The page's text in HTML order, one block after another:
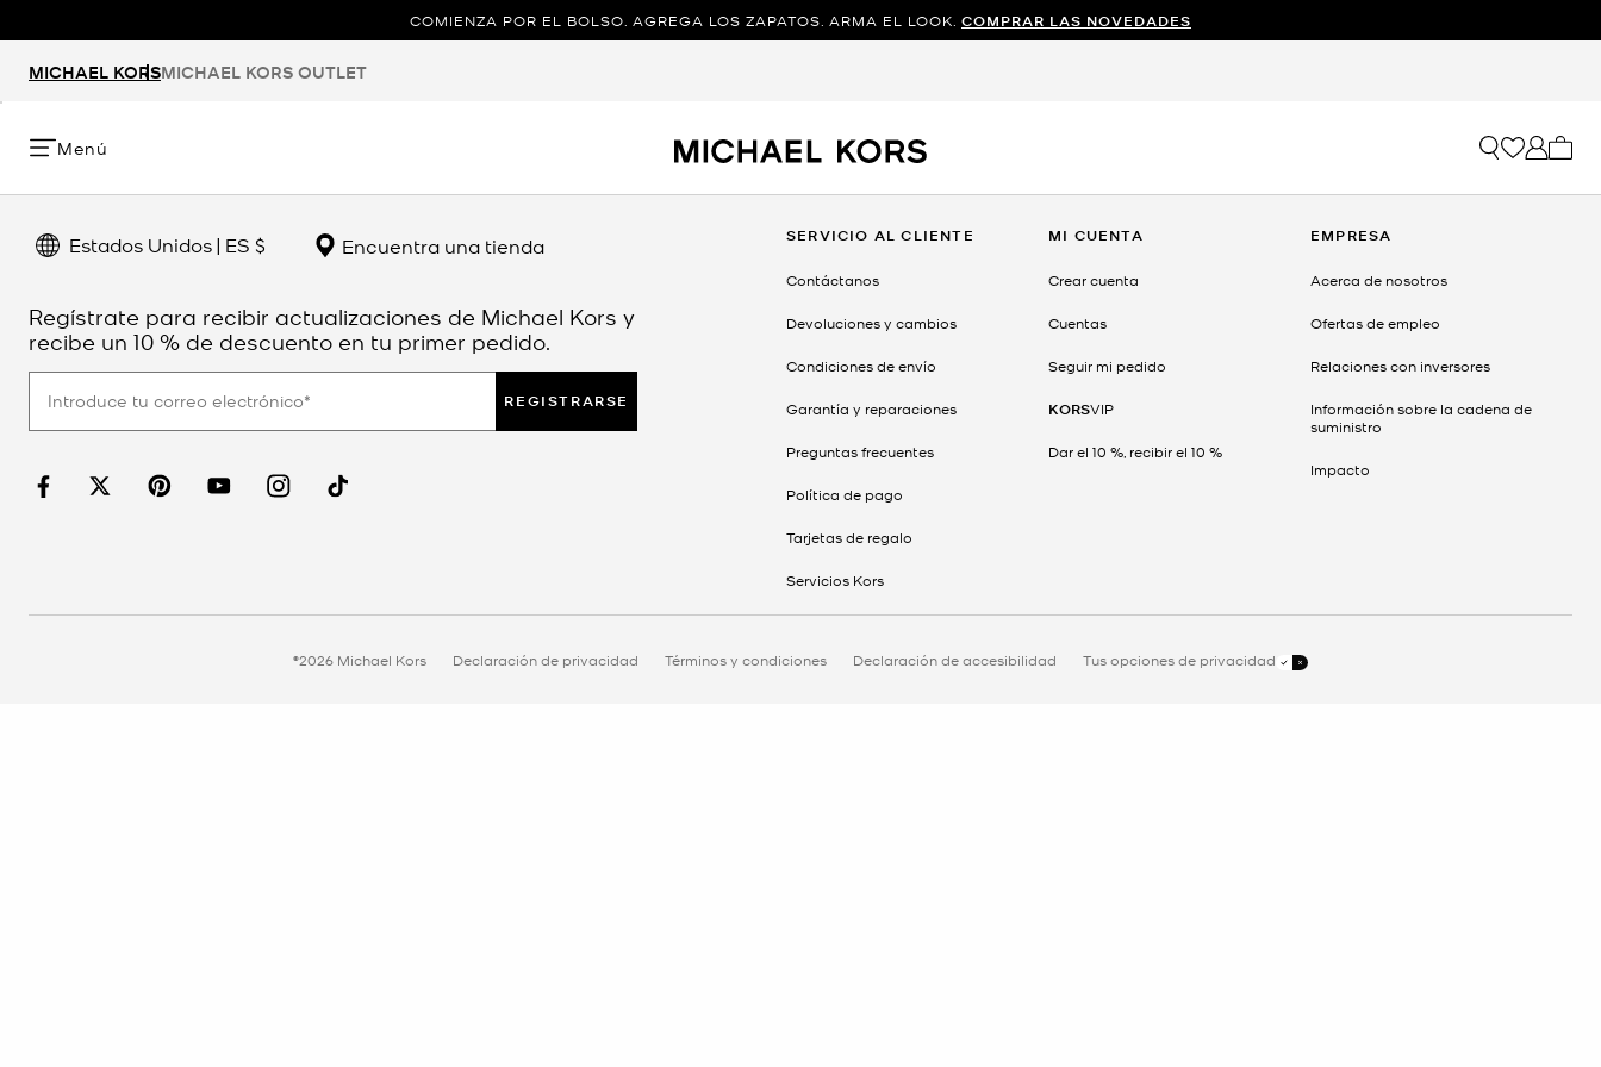
COMIENZA POR EL BOLSO. AGREGA LOS ZAPATOS. ARMA EL LOOK. COMPRAR LAS NOVEDADES
MICHAEL KORSMICHAEL KORS OUTLET
Menú
Estados Unidos | ES $ Encuentra una tienda
Regístrate para recibir actualizaciones de Michael Kors y
recibe un 10 % de descuento en tu primer pedido.
REGISTRARSE
SERVICIO AL CLIENTE
Contáctanos
Devoluciones y cambios
Condiciones de envío
Garantía y reparaciones
Preguntas frecuentes
Política de pago
Tarjetas de regalo
Servicios Kors
MI CUENTA
Crear cuenta
Cuentas
Seguir mi pedido
KORSVIP
Dar el 10 %, recibir el 10 %
EMPRESA
Acerca de nosotros
Ofertas de empleo
Relaciones con inversores
Información sobre la cadena de
suministro
Impacto
©2026 Michael Kors Declaración de privacidad Términos y condiciones Declaración de accesibilidad Tus opciones de privacidad